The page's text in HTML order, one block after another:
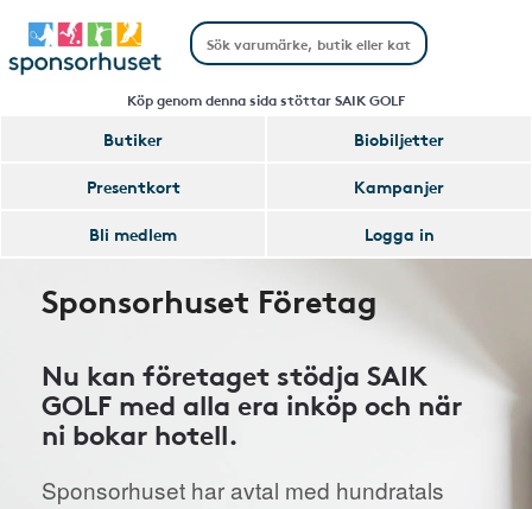
Köp genom denna sida stöttar SAIK GOLF
Butiker
Biobiljetter
Presentkort
Kampanjer
Bli medlem
Logga in
Sponsorhuset Företag
Nu kan företaget stödja SAIK
GOLF med alla era inköp och när
ni bokar hotell.
Sponsorhuset har avtal med hundratals